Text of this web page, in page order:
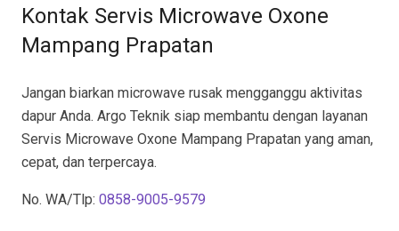
Kontak Servis Microwave Oxone
Mampang Prapatan
Jangan biarkan microwave rusak mengganggu aktivitas
dapur Anda. Argo Teknik siap membantu dengan layanan
Servis Microwave Oxone Mampang Prapatan yang aman,
cepat, dan terpercaya.
No. WA/Tlp: 0858-9005-9579